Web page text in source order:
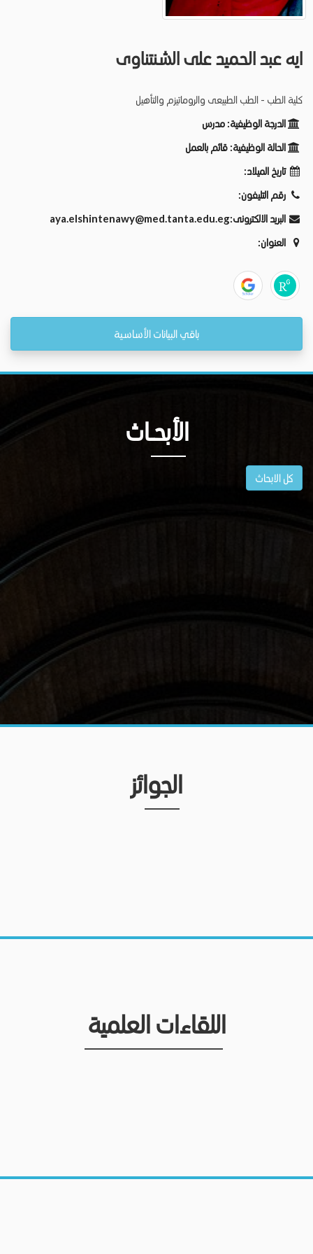
ايه عبد الحميد على الشنتناوى
كلية الطب - الطب الطبيعى والروماتيزم والتأهيل
الدرجة الوظيفية: مدرس
الحالة الوظيفية: قائم بالعمل
تاريخ الميلاد:
رقم التليفون:
البريد الالكترونى:aya.elshintenawy@med.tanta.edu.eg
العنوان:
باقي البيانات الأساسية
الأبحــاث
كل الابحاث
الجوائز
اللقاءات العلمية